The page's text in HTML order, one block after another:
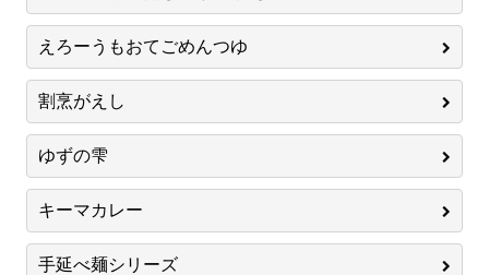
えろーうもおてごめんつゆ
割烹がえし
ゆずの雫
キーマカレー
手延べ麺シリーズ